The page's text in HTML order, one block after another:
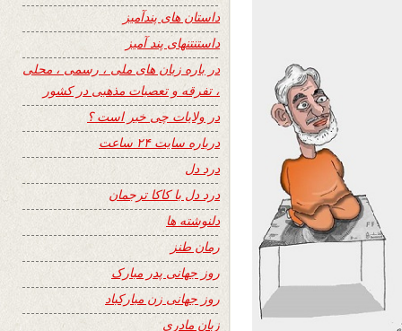
داستان های پندآمیز
داستنتنهای پند آمیز
در باره زبان های ملی ، رسمی ، محلی
، تفرقه و تعصبات مذهبی در کشور
در ولایات چی خبر است ؟
درباره سایت ۲۴ ساعت
درد دل
درد دل با کاکا ترجمان
دلنوشته ها
رمان طنز
روز جهانی پدر مبارک
روز جهانی زن مبارکباد
زبان مادری